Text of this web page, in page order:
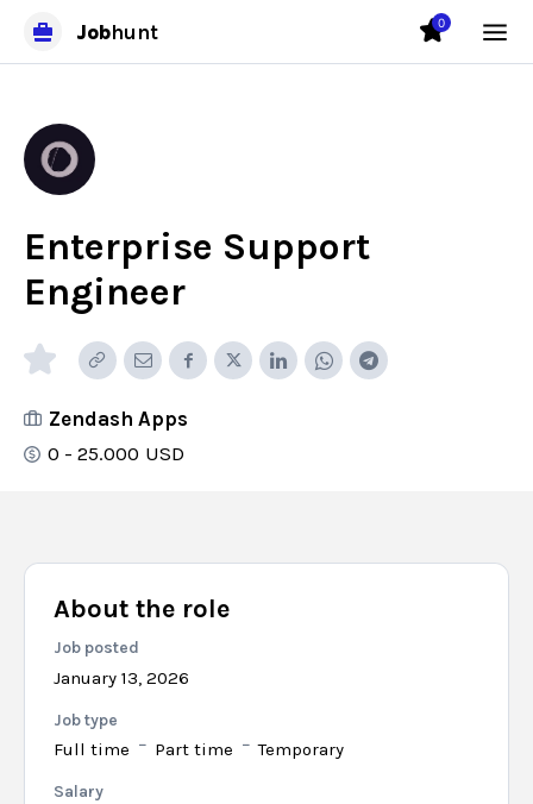
Jobhunt 0
Enterprise Support
Engineer
Zendash Apps
0 - 25.000 USD
About the role
Job posted
January 13, 2026
Job type
Full time Part time Temporary
Salary